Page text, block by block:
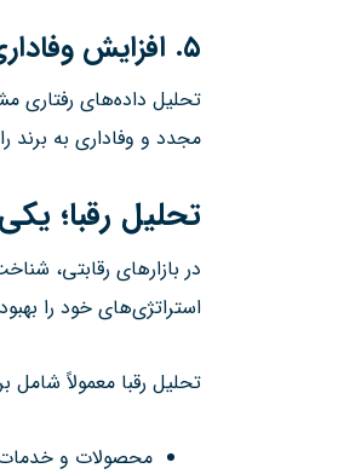
۵. افزایش وفاداری مشتریان
تحلیل داده‌های
مجدد و وفاداری به برند
تحلیل رقبا؛
در بازارهای رقابتی،
استراتژی‌های خود را
تحلیل رقبا معمولاً شامل
محصولات و